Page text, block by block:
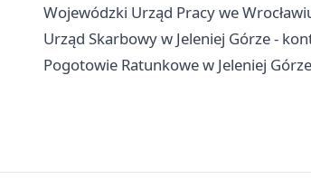
Wojewódzki Urząd Pracy we
Urząd Skarbowy w Jeleniej Górze -
Pogotowie Ratunkowe w Jeleniej